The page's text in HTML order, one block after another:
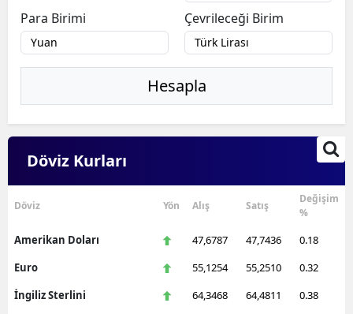
Para Birimi
Çevrileceği Birim
Hesapla
Döviz Kurları
Döviz Yön Alış Satış
Değişim
%
Amerikan Doları 47,6787 47,7436
0.18
Euro
55,1254 55,2510
0.32
İngiliz Sterlini
64,3468 64,4811
0.38